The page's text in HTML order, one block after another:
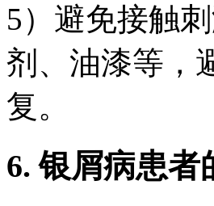
5）避免接触
剂、油漆等，
复。
6. 银屑病患者